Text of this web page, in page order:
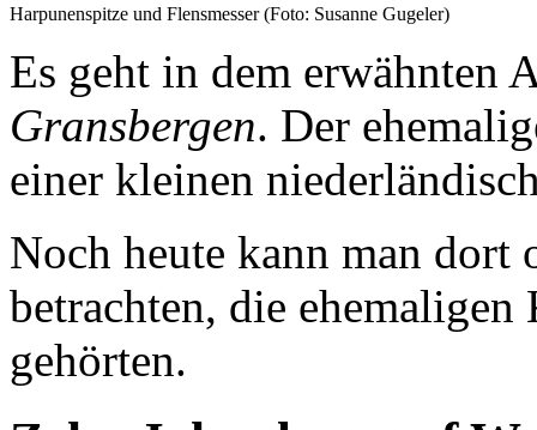
Harpunenspitze und Flensmesser (Foto: Susanne Gugeler)
Es geht in dem erwähnten
Gransbergen. Der
einer kleinen
Noch heute kann man dort
betrachten, die
gehörten.